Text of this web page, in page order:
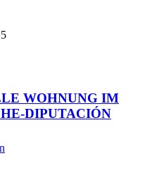
WOHNUNG IM
DIPUTACIÓN